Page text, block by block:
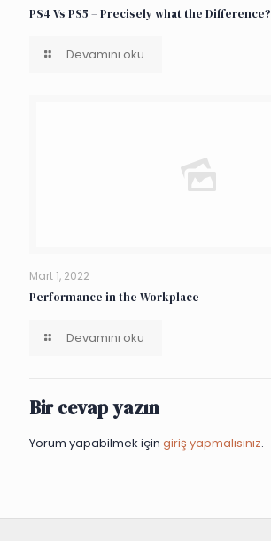
PS4 Vs PS5 – Precisely what the Difference?
Devamını oku
Mart 1, 2022
Performance in the Workplace
Devamını oku
Bir cevap yazın
Yorum yapabilmek için giriş yapmalısınız.